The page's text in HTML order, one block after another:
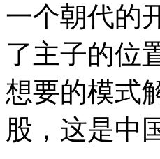
一个朝代的
了主子的位
想要的模式
股，这是中